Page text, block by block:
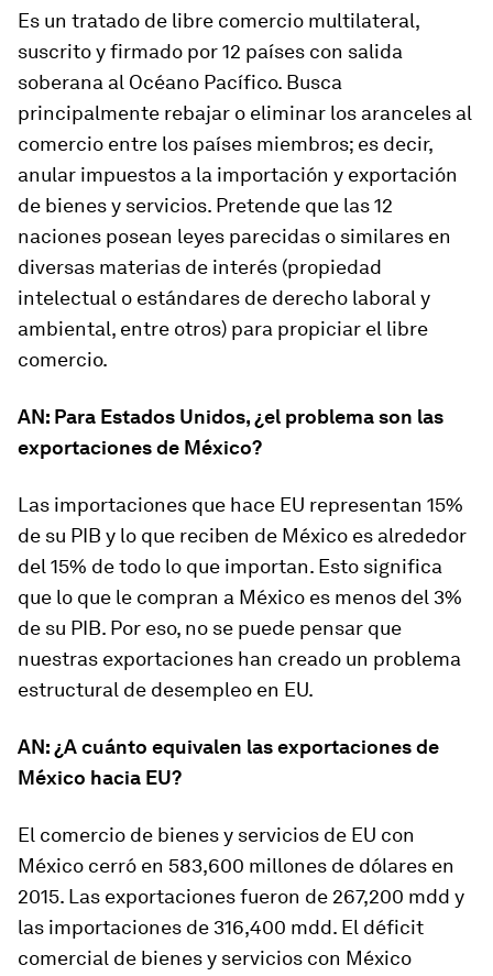
Es un tratado de libre comercio multilateral,
suscrito y firmado por 12 países con salida
soberana al Océano Pacífico. Busca
principalmente rebajar o eliminar los aranceles al
comercio entre los países miembros; es decir,
anular impuestos a la importación y exportación
de bienes y servicios. Pretende que las 12
naciones posean leyes parecidas o similares en
diversas materias de interés (propiedad
intelectual o estándares de derecho laboral y
ambiental, entre otros) para propiciar el libre
comercio.
AN: Para Estados Unidos, ¿el problema son las
exportaciones de México?
Las importaciones que hace EU representan 15%
de su PIB y lo que reciben de México es alrededor
del 15% de todo lo que importan. Esto significa
que lo que le compran a México es menos del 3%
de su PIB. Por eso, no se puede pensar que
nuestras exportaciones han creado un problema
estructural de desempleo en EU.
AN: ¿A cuánto equivalen las exportaciones de
México hacia EU?
El comercio de bienes y servicios de EU con
México cerró en 583,600 millones de dólares en
2015. Las exportaciones fueron de 267,200 mdd y
las importaciones de 316,400 mdd. El déficit
comercial de bienes y servicios con México